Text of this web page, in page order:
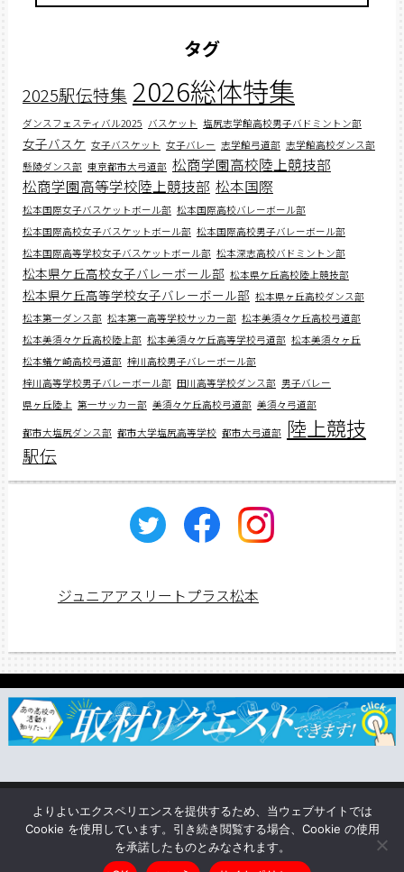
タグ
2025駅伝特集 2026総体特集
ダンスフェスティバル2025 バスケット 塩尻志学館高校男子バドミントン部
女子バスケ 女子バスケット 女子バレー 志学館弓道部 志学館高校ダンス部
懸陵ダンス部 東京都市大弓道部 松商学園高校陸上競技部
松商学園高等学校陸上競技部 松本国際
松本国際女子バスケットボール部 松本国際高校バレーボール部
松本国際高校女子バスケットボール部 松本国際高校男子バレーボール部
松本国際高等学校女子バスケットボール部 松本深志高校バドミントン部
松本県ケ丘高校女子バレーボール部 松本県ケ丘高校陸上競技部
松本県ケ丘高等学校女子バレーボール部 松本県ヶ丘高校ダンス部
松本第一ダンス部 松本第一高等学校サッカー部 松本美須々ケ丘高校弓道部
松本美須々ケ丘高校陸上部 松本美須々ケ丘高等学校弓道部 松本美須々ヶ丘
松本蟻ケ崎高校弓道部 梓川高校男子バレーボール部
梓川高等学校男子バレーボール部 田川高等学校ダンス部 男子バレー
県ヶ丘陸上 第一サッカー部 美須々ケ丘高校弓道部 美須々弓道部
都市大塩尻ダンス部 都市大学塩尻高等学校 都市大弓道部 陸上競技
駅伝
ジュニアアスリートプラス松本
企業情報
Copyright © ジュニアアスリートプラス松本 All rights reserved.
よりよいエクスペリエンスを提供するため、当ウェブサイトでは
Cookie を使用しています。引き続き閲覧する場合、Cookie の使用
を承諾したものとみなされます。